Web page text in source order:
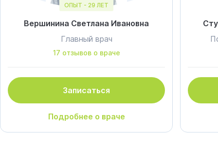
ОПЫТ - 29 ЛЕТ
Вершинина Светлана Ивановна
Главный врач
17 отзывов о враче
Записаться
Подробнее о враче